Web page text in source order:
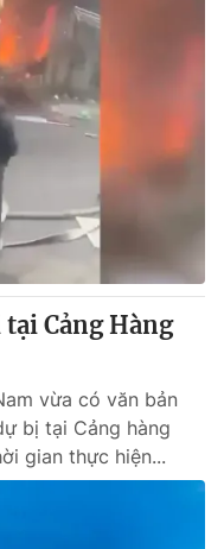
Cảng Hàng
vừa có văn bản
bị tại Cảng hàng
gian thực hiện...